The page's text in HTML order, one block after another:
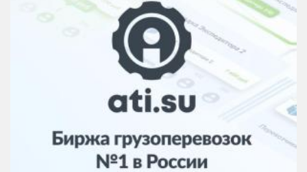
Автосервис,
запчасти, шины
Топливо, масла и
автохимия
Дзен